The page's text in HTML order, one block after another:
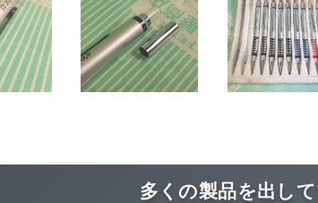
多くの製品を出し